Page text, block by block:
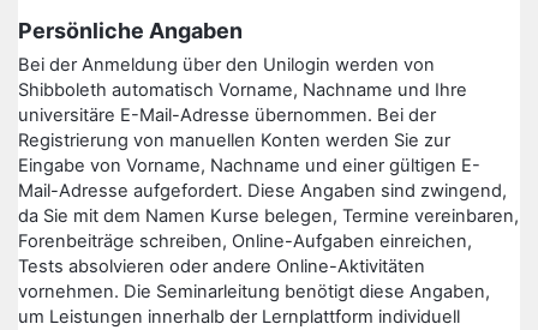
Persönliche Angaben
Bei der Anmeldung über den Unilogin werden von
Shibboleth automatisch Vorname, Nachname und Ihre
universitäre E-Mail-Adresse übernommen. Bei der
Registrierung von manuellen Konten werden Sie zur
Eingabe von Vorname, Nachname und einer gültigen E-
Mail-Adresse aufgefordert. Diese Angaben sind zwingend,
da Sie mit dem Namen Kurse belegen, Termine vereinbaren,
Forenbeiträge schreiben, Online-Aufgaben einreichen,
Tests absolvieren oder andere Online-Aktivitäten
vornehmen. Die Seminarleitung benötigt diese Angaben,
um Leistungen innerhalb der Lernplattform individuell